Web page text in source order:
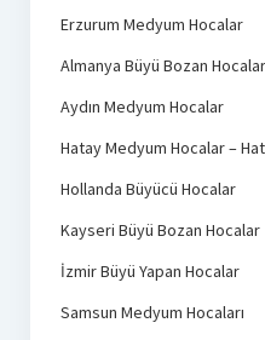
Erzurum Medyum Hocalar
Almanya Büyü Bozan
Aydın Medyum Hocalar
Hatay Medyum Hocalar –
Hollanda Büyücü Hocalar
Kayseri Büyü Bozan Hocalar
İzmir Büyü Yapan Hocalar
Samsun Medyum Hocaları